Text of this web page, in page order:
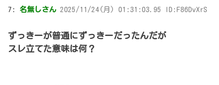
7: 名無しさん 2025/11/24(月) 01:31:03.95 ID:F86DvXrS
ずっきーが普通にずっきーだったんだが
スレ立てた意味は何？